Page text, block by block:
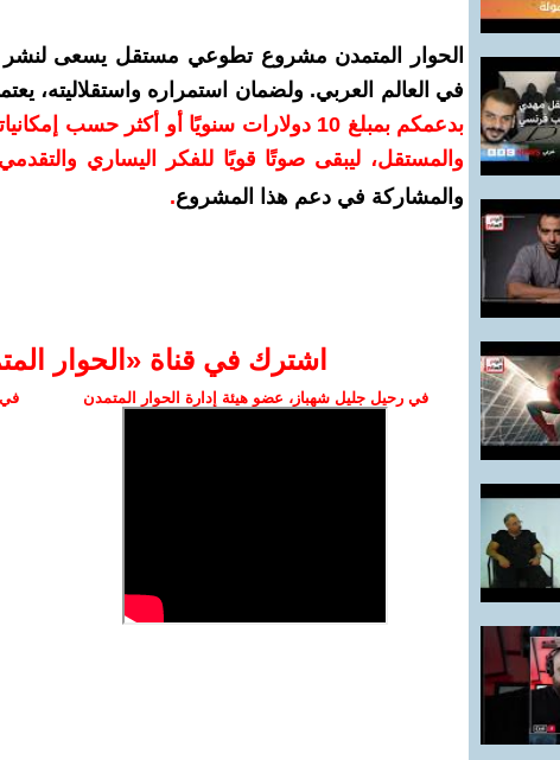
الحوار المتمدن مشروع تطوعي مستقل يسعى لنشر
في العالم العربي. ولضمان استمراره واستقلاليته،
بدعمكم بمبلغ 10 دولارات سنويًا أو أكثر
والمستقل، ليبقى صوتًا قويًا للفكر اليساري والتقدمي
والمشاركة في دعم هذا المشروع.
اشترك في قناة ‫«الحوار
في رحيل جليل شهباز، عضو هيئة إدارة الحوار المتمدن